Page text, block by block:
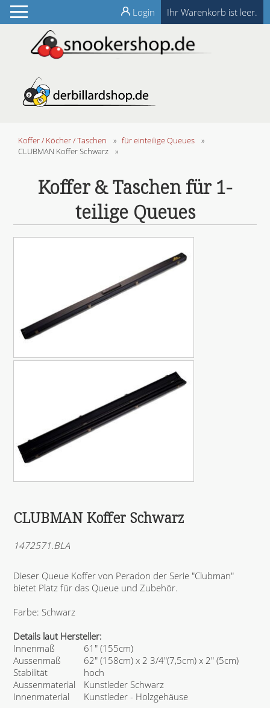
Ihr Warenkorb ist leer.
Login
Koffer / Köcher / Taschen » für einteilige Queues
»
CLUBMAN Koffer Schwarz
»
Koffer & Taschen für 1-
teilige Queues
CLUBMAN Koffer Schwarz
1472571.BLA
Dieser Queue Koffer von Peradon der Serie "Clubman"
bietet Platz für das Queue und Zubehör.
Farbe: Schwarz
Details laut Hersteller:
Innenmaß
61" (155cm)
Aussenmaß
62" (158cm) x 2 3/4"(7,5cm) x 2" (5cm)
Stabilität
hoch
Aussenmaterial
Kunstleder Schwarz
Innenmaterial
Kunstleder - Holzgehäuse